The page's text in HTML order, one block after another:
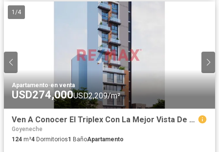
1 /4
Apartamento·en venta
USD274,000USD2,209/m²
Ven A Conocer El Triplex Con La Mejor Vista De Cayma
Goyeneche
124 m²4 Dormitorios1 BañoApartamento